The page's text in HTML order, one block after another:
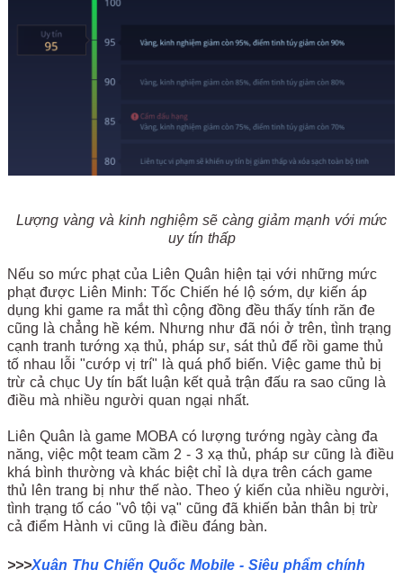
Lượng vàng và kinh nghiệm sẽ càng giảm mạnh với mức
uy tín thấp
Nếu so mức phạt của Liên Quân hiện tại với những mức
phạt được Liên Minh: Tốc Chiến hé lộ sớm, dự kiến áp
dụng khi game ra mắt thì cộng đồng đều thấy tính răn đe
cũng là chẳng hề kém. Nhưng như đã nói ở trên, tình trạng
cạnh tranh tướng xạ thủ, pháp sư, sát thủ để rồi game thủ
tố nhau lỗi "cướp vị trí" là quá phổ biến. Việc game thủ bị
trừ cả chục Uy tín bất luận kết quả trận đấu ra sao cũng là
điều mà nhiều người quan ngại nhất.
Liên Quân là game MOBA có lượng tướng ngày càng đa
năng, việc một team cầm 2 - 3 xạ thủ, pháp sư cũng là điều
khá bình thường và khác biệt chỉ là dựa trên cách game
thủ lên trang bị như thế nào. Theo ý kiến của nhiều người,
tình trạng tố cáo "vô tội vạ" cũng đã khiến bản thân bị trừ
cả điểm Hành vi cũng là điều đáng bàn.
>>>Xuân Thu Chiến Quốc Mobile - Siêu phẩm chính